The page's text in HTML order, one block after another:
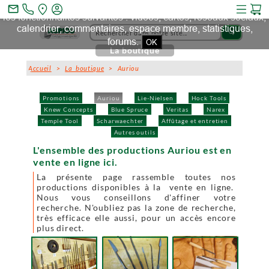
search
Promotions Auriou Lie-Nielsen
Hock Tools
Knew Concepts
Blue Spruce Veritas
Narex
Temple Tool
Scharwaechter
Affûtage et entretien
Autres outils
La boutique
Accueil >La boutique > Auriou
L'ensemble des productions Auriou est en
vente en ligne ici.
La présente page rassemble toutes nos
productions disponibles à la vente en ligne.
Nous vous conseillons d'affiner votre
recherche. N'oubliez pas la zone de recherche,
très efficace elle aussi, pour un accès encore
plus direct.
mail_outline
Ce site et des sites tiers qu'il utilise collectent des cookies pour
les fonctionnalités suivantes : vidéos, cartes, réseaux sociaux,
calendrier, commentaires, espace membre, statistiques,
forums. OK